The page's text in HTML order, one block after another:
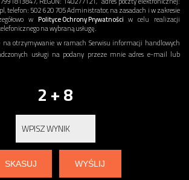
telefon: 502 620 705 Administrator, na zasadach i w zakresie
w Polityce Ochrony Prywatności w celu realizacji
na wybraną usługę.
na otrzymywanie w ramach Serwisu informacji handlowych
usługi na podany przeze mnie adres e-mail lub
2 + 8